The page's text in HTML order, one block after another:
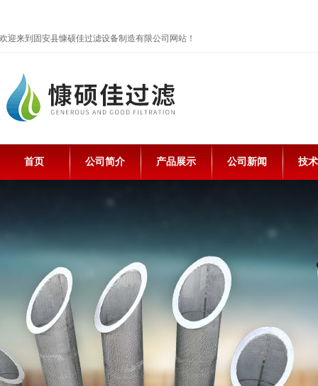
欢迎来到固安县慷硕佳过滤设备制造有限公司网站！
首页 公司简介 产品展示 公司新闻 技